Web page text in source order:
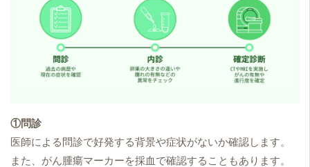
①問診
医師による問診で好発する背景や症状がないか確認します。
また、がん腫瘍マーカーを採血で確認することもあります。